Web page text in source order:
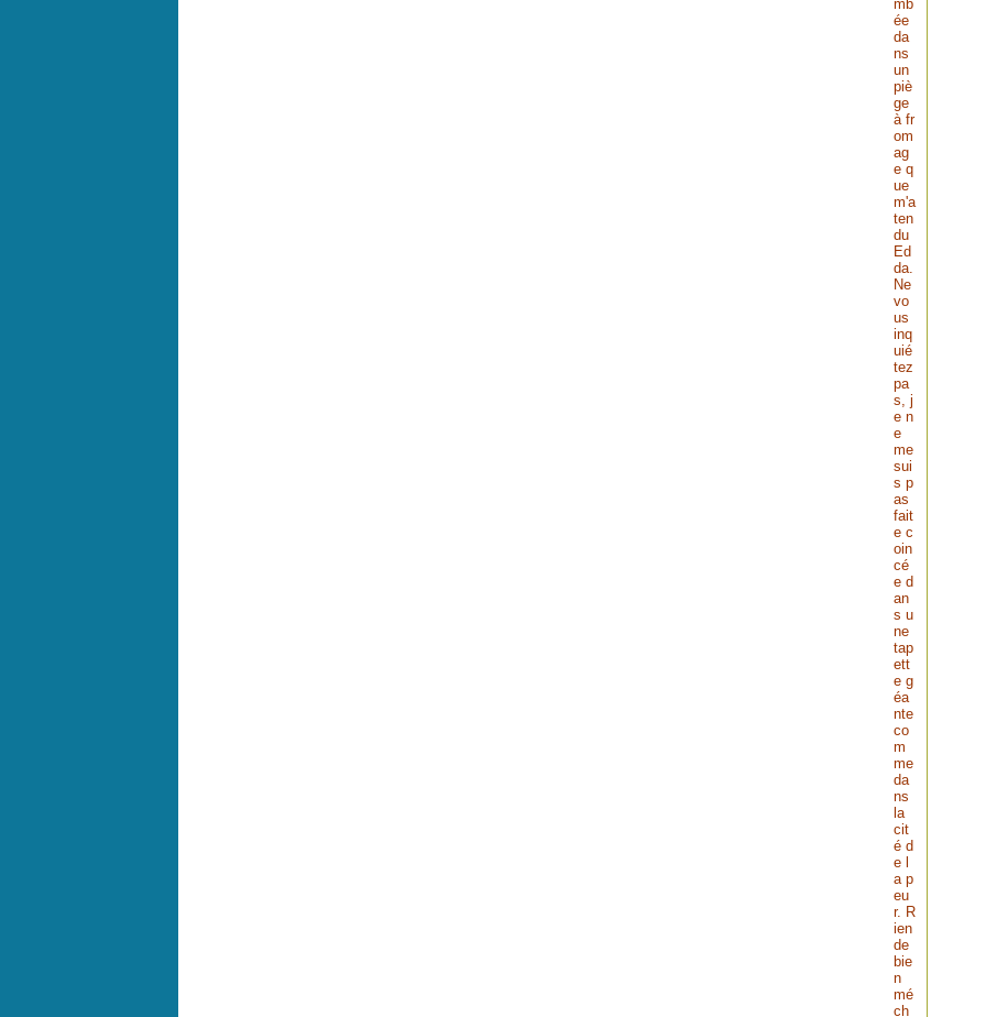
mb
ée
da
ns
un
piè
ge
à fr
om
ag
e q
ue
m'a
ten
du
Ed
da.
Ne
vo
us
inq
uié
tez
pa
s, j
e n
e
me
sui
s p
as
fait
e c
oin
cé
e d
an
s u
ne
tap
ett
e g
éa
nte
co
m
me
da
ns
la
cit
é d
e l
a p
eu
r. R
ien
de
bie
n
mé
ch